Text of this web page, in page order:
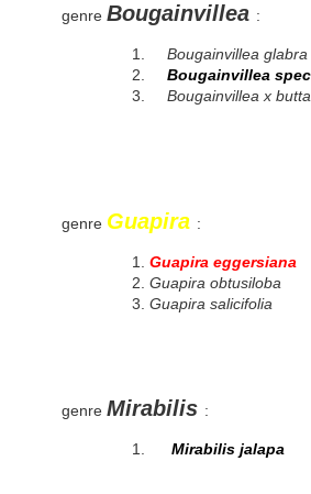
genre Bougainvillea :
Bougainvillea glabra
Bougainvillea
Bougainvillea x
genre Guapira :
Guapira eggersiana
Guapira obtusiloba
Guapira salicifolia
genre Mirabilis :
Mirabilis jalapa